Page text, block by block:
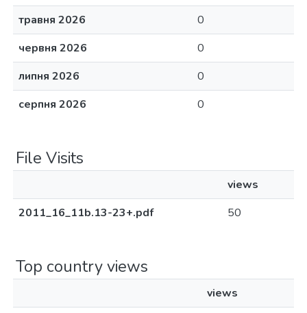
травня 2026
0
червня 2026
0
липня 2026
0
серпня 2026
0
File Visits
views
2011_16_11b.13-23+.pdf
50
Top country views
views